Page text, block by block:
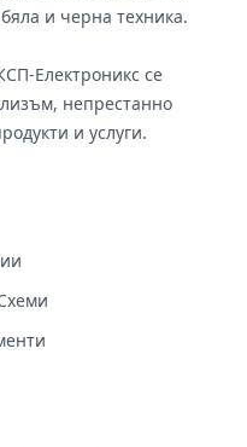
и черна техника.
Електроникс се
непрестанно
и услуги.